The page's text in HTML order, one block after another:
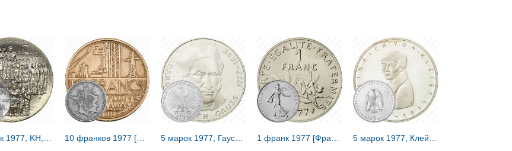
10 франков 1977 [Франция] 5 марок 1977, Гаусс [Германия / ФРГ]